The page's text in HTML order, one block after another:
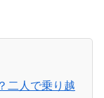
二人で乗り越